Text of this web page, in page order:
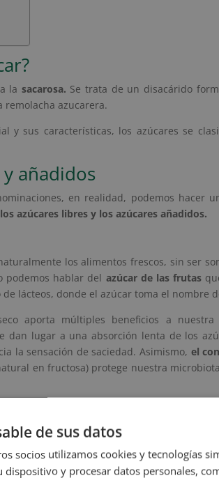
la sacarosa. Se trata de un disacárido
remolacha azucarera.
y sus características, los azúcares se
añadidos
en realidad, podemos hacer
azúcares libres y los azúcares añadidos.
los alimentos frescos, sin ser
podemos hablar del azúcar de las frutas
lácteos, donde el azúcar toma el nombre
aporta múltiples beneficios a
dan lugar a una absorción lenta de los
la sensación de saciedad. Asimismo, el
en fructosa) protege nuestra
que contiene la miel natural. Por poner un
azúcares libres, porque
y nos sacia muchísimo menos que
de sus datos
socios utilizamos cookies y tecnologías
dispositivo y procesar datos personales,